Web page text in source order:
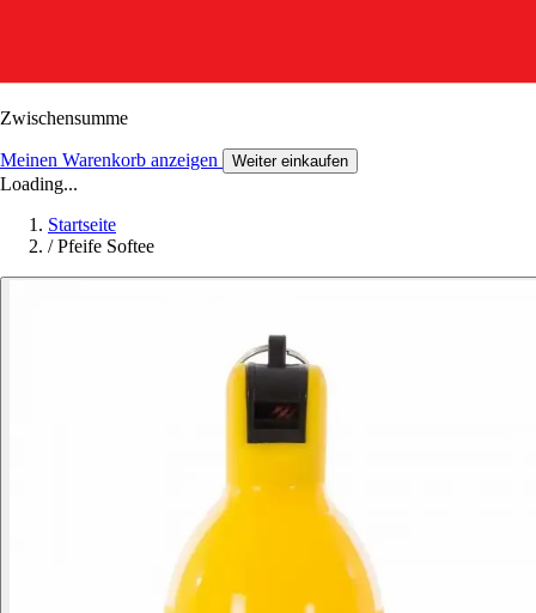
Zwischensumme
Meinen Warenkorb anzeigen Weiter einkaufen
Loading...
Startseite
/ Pfeife Softee